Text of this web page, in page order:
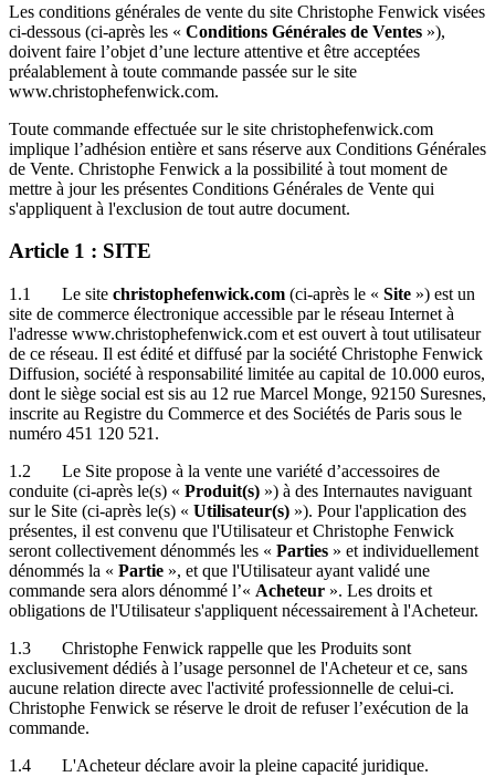
Les conditions générales de vente du site Christophe Fenwick visées
ci-dessous (ci-après les « Conditions Générales de Ventes »),
doivent faire l’objet d’une lecture attentive et être acceptées
préalablement à toute commande passée sur le site
www.christophefenwick.com.
Toute commande effectuée sur le site christophefenwick.com
implique l’adhésion entière et sans réserve aux Conditions Générales
de Vente. Christophe Fenwick a la possibilité à tout moment de
mettre à jour les présentes Conditions Générales de Vente qui
s'appliquent à l'exclusion de tout autre document.
Article 1 : SITE
1.1 Le site christophefenwick.com (ci-après le « Site ») est un
site de commerce électronique accessible par le réseau Internet à
l'adresse www.christophefenwick.com et est ouvert à tout utilisateur
de ce réseau. Il est édité et diffusé par la société Christophe Fenwick
Diffusion, société à responsabilité limitée au capital de 10.000 euros,
dont le siège social est sis au 12 rue Marcel Monge, 92150 Suresnes,
inscrite au Registre du Commerce et des Sociétés de Paris sous le
numéro 451 120 521.
1.2 Le Site propose à la vente une variété d’accessoires de
conduite (ci-après le(s) « Produit(s) ») à des Internautes naviguant
sur le Site (ci-après le(s) « Utilisateur(s) »). Pour l'application des
présentes, il est convenu que l'Utilisateur et Christophe Fenwick
seront collectivement dénommés les « Parties » et individuellement
dénommés la « Partie », et que l'Utilisateur ayant validé une
commande sera alors dénommé l’« Acheteur ». Les droits et
obligations de l'Utilisateur s'appliquent nécessairement à l'Acheteur.
1.3 Christophe Fenwick rappelle que les Produits sont
exclusivement dédiés à l’usage personnel de l'Acheteur et ce, sans
aucune relation directe avec l'activité professionnelle de celui-ci.
Christophe Fenwick se réserve le droit de refuser l’exécution de la
commande.
1.4 L'Acheteur déclare avoir la pleine capacité juridique.